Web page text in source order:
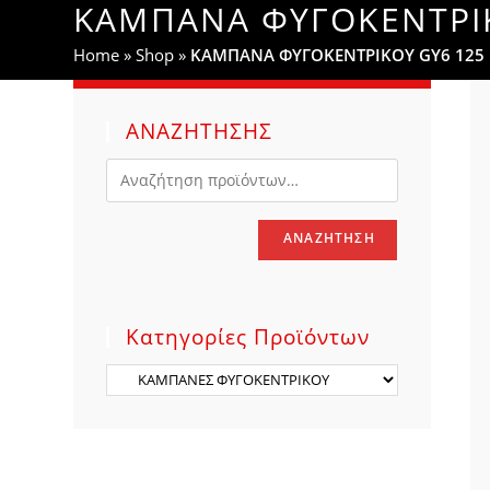
WEBSITE
SEARCH
ΚΑΜΠΑΝΑ
Home »Shop » ΚΑΜΠΑΝΑ ΦΥΓΟΚΕΝΤΡΙΚΟΥ GY6 125
ΑΝΑΖΗΤΗΣΗΣ
ΑΝΑΖΉΤΗΣΗ
Κατηγορίες Προϊόντων